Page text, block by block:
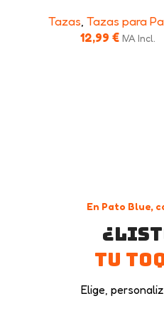
Tazas ,Tazas para
12,99 € IVA Incl.
En Pato Blue,
tu
Elige,